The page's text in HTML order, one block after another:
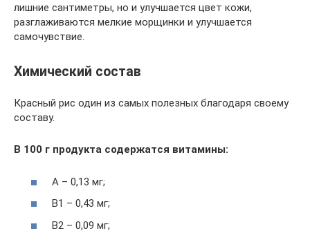
лишние сантиметры, но и улучшается цвет кожи,
разглаживаются мелкие морщинки и улучшается
самочувствие.
Химический состав
Красный рис один из самых полезных благодаря своему
составу.
В 100 г продукта содержатся витамины:
А – 0,13 мг;
В1 – 0,43 мг;
В2 – 0,09 мг;